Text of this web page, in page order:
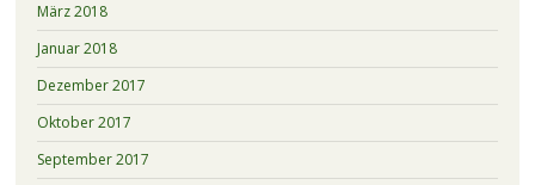
März 2018
Januar 2018
Dezember 2017
Oktober 2017
September 2017